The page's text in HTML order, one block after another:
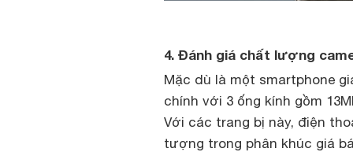
4. Đánh giá chất lượng
Mặc dù là một smartphone
chính với 3 ống kính gồm
Với các trang bị này, điện
tượng trong phân khúc giá